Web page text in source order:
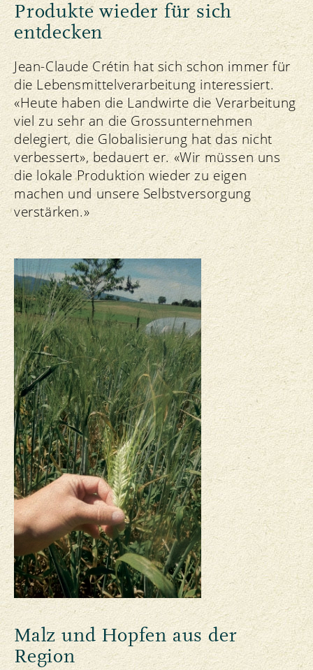
Produkte wieder für sich
entdecken
Jean-Claude Crétin hat sich schon immer für
die Lebensmittelverarbeitung interessiert.
«Heute haben die Landwirte die Verarbeitung
viel zu sehr an die Grossunternehmen
delegiert, die Globalisierung hat das nicht
verbessert», bedauert er. «Wir müssen uns
die lokale Produktion wieder zu eigen
machen und unsere Selbstversorgung
verstärken.»
Malz und Hopfen aus der
Region